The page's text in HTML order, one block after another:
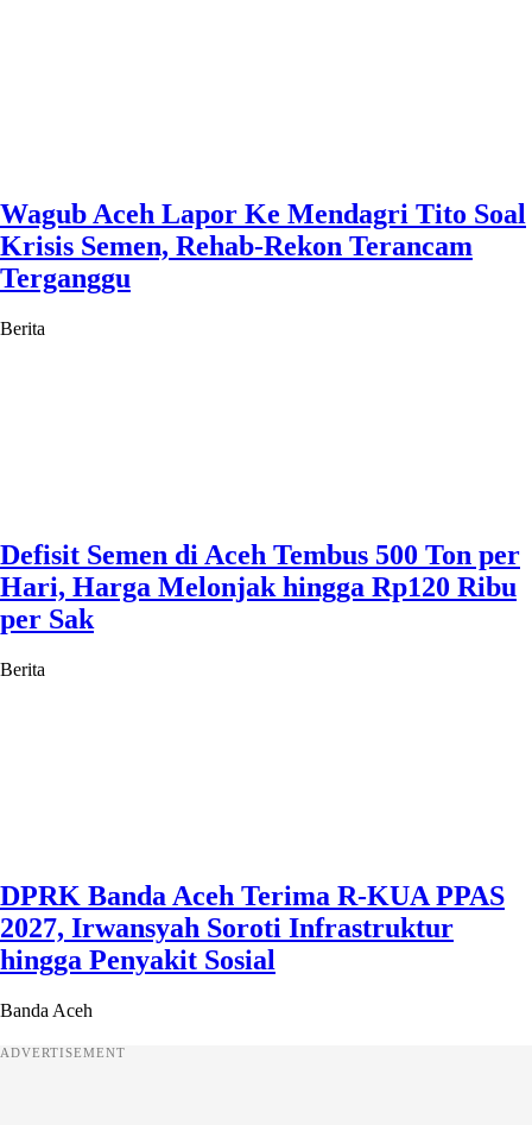
Wagub Aceh Lapor Ke Mendagri Tito Soal
Krisis Semen, Rehab-Rekon Terancam
Terganggu
Berita
Defisit Semen di Aceh Tembus 500 Ton per
Hari, Harga Melonjak hingga Rp120 Ribu
per Sak
Berita
DPRK Banda Aceh Terima R-KUA PPAS
2027, Irwansyah Soroti Infrastruktur
hingga Penyakit Sosial
Banda Aceh
ADVERTISEMENT